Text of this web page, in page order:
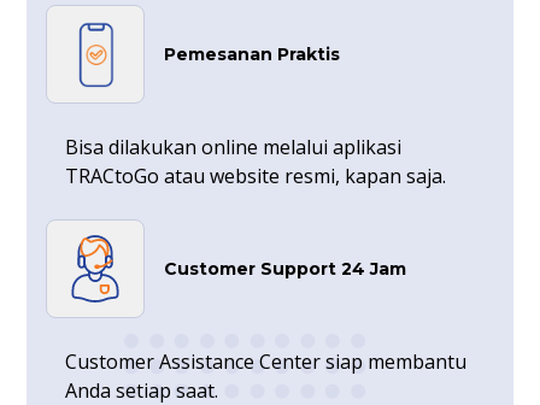
Pemesanan Praktis
Bisa dilakukan online melalui aplikasi
TRACtoGo atau website resmi, kapan saja.
Customer Support 24 Jam
Customer Assistance Center siap membantu
Anda setiap saat.